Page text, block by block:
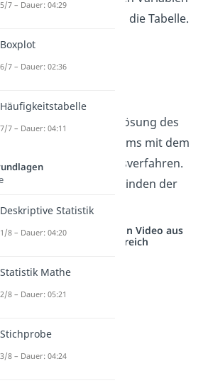
(Koeffizienten), in die Tabelle.
berechnest du die Lösung des
Gleichungssystems mit dem
Eliminierungsverfahren.
erste Schritt ist das Finden der
Studyflix vernetzt: Hier ein Video aus
einem anderen Bereich
5/7 – Dauer: 04:29
Boxplot
6/7 – Dauer: 02:36
Häufigkeitstabelle
7/7 – Dauer: 04:11
Deskriptive Statistik
1/8 – Dauer: 04:20
Statistik Mathe
2/8 – Dauer: 05:21
Stichprobe
3/8 – Dauer: 04:24